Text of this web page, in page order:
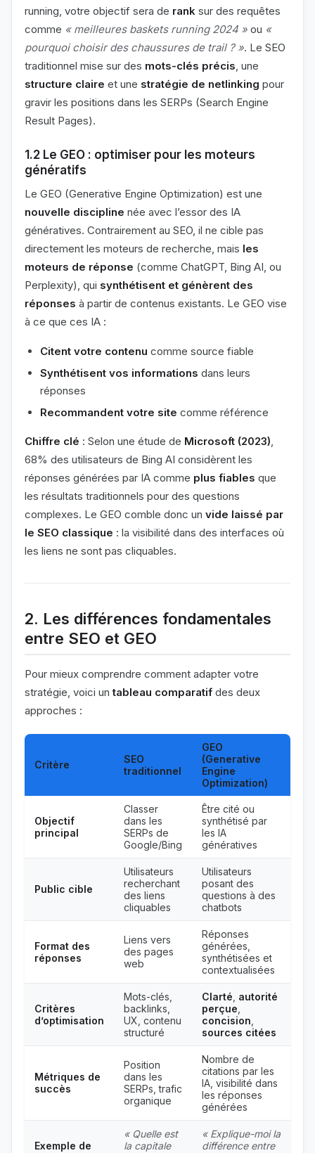
running, votre objectif sera de rank sur des requêtes
comme « meilleures baskets running 2024 » ou «
pourquoi choisir des chaussures de trail ? ». Le SEO
traditionnel mise sur des mots-clés précis, une
structure claire et une stratégie de netlinking pour
gravir les positions dans les SERPs (Search Engine
Result Pages).
1.2 Le GEO : optimiser pour les moteurs
génératifs
Le GEO (Generative Engine Optimization) est une
nouvelle discipline née avec l’essor des IA
génératives. Contrairement au SEO, il ne cible pas
directement les moteurs de recherche, mais les
moteurs de réponse (comme ChatGPT, Bing AI, ou
Perplexity), qui synthétisent et génèrent des
réponses à partir de contenus existants. Le GEO vise
à ce que ces IA :
Citent votre contenu comme source fiable
Synthétisent vos informations dans leurs
réponses
Recommandent votre site comme référence
Chiffre clé : Selon une étude de Microsoft (2023),
68% des utilisateurs de Bing AI considèrent les
réponses générées par IA comme plus fiables que
les résultats traditionnels pour des questions
complexes. Le GEO comble donc un vide laissé par
le SEO classique : la visibilité dans des interfaces où
les liens ne sont pas cliquables.
2. Les différences fondamentales
entre SEO et GEO
Pour mieux comprendre comment adapter votre
stratégie, voici untableau comparatif des deux
approches :
Critère
SEO
traditionnel
GEO
(Generative
Engine
Optimization)
Objectif
principal
Classer
dans les
SERPs de
Google/Bing
Être cité ou
synthétisé par
les IA
génératives
Public cible
Utilisateurs
recherchant
des liens
cliquables
Utilisateurs
posant des
questions à des
chatbots
Format des
réponses
Liens vers
des pages
web
Réponses
générées,
synthétisées et
contextualisées
Critères
d’optimisation
Mots-clés,
backlinks,
UX, contenu
structuré
Clarté autorité
perçue
concision
sources citées
Métriques de
succès
Position
dans les
SERPs, trafic
organique
Nombre de
citations par les
IA, visibilité dans
les réponses
générées
Exemple de
« Quelle est
la capitale
« Explique-moi la
différence entre